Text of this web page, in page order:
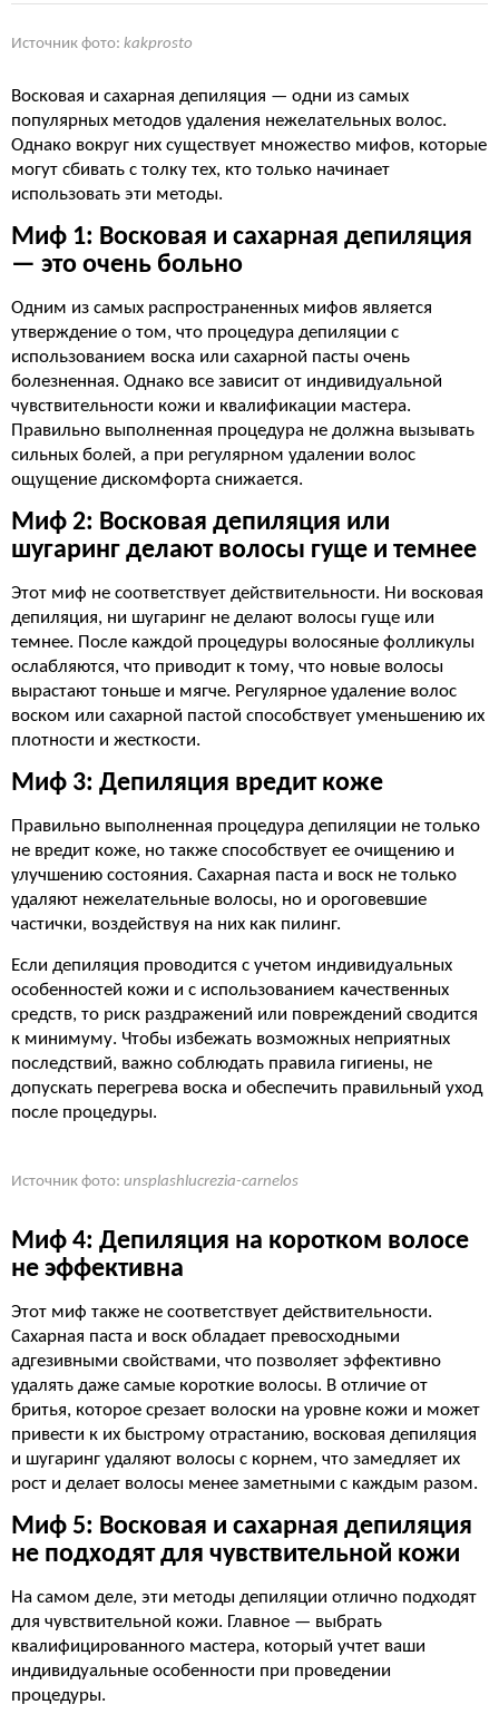
Источник фото: kakprosto
Восковая и сахарная депиляция — одни из самых
популярных методов удаления нежелательных волос.
Однако вокруг них существует множество мифов, которые
могут сбивать с толку тех, кто только начинает
использовать эти методы.
Миф 1: Восковая и сахарная депиляция
— это очень больно
Одним из самых распространенных мифов является
утверждение о том, что процедура депиляции с
использованием воска или сахарной пасты очень
болезненная. Однако все зависит от индивидуальной
чувствительности кожи и квалификации мастера.
Правильно выполненная процедура не должна вызывать
сильных болей, а при регулярном удалении волос
ощущение дискомфорта снижается.
Миф 2: Восковая депиляция или
шугаринг делают волосы гуще и темнее
Этот миф не соответствует действительности. Ни восковая
депиляция, ни шугаринг не делают волосы гуще или
темнее. После каждой процедуры волосяные фолликулы
ослабляются, что приводит к тому, что новые волосы
вырастают тоньше и мягче. Регулярное удаление волос
воском или сахарной пастой способствует уменьшению их
плотности и жесткости.
Миф 3: Депиляция вредит коже
Правильно выполненная процедура депиляции не только
не вредит коже, но также способствует ее очищению и
улучшению состояния. Сахарная паста и воск не только
удаляют нежелательные волосы, но и ороговевшие
частички, воздействуя на них как пилинг.
Если депиляция проводится с учетом индивидуальных
особенностей кожи и с использованием качественных
средств, то риск раздражений или повреждений сводится
к минимуму. Чтобы избежать возможных неприятных
последствий, важно соблюдать правила гигиены, не
допускать перегрева воска и обеспечить правильный уход
после процедуры.
Источник фото: unsplashlucrezia-carnelos
Миф 4: Депиляция на коротком волосе
не эффективна
Этот миф также не соответствует действительности.
Сахарная паста и воск обладает превосходными
адгезивными свойствами, что позволяет эффективно
удалять даже самые короткие волосы. В отличие от
бритья, которое срезает волоски на уровне кожи и может
привести к их быстрому отрастанию, восковая депиляция
и шугаринг удаляют волосы с корнем, что замедляет их
рост и делает волосы менее заметными с каждым разом.
Миф 5: Восковая и сахарная депиляция
не подходят для чувствительной кожи
На самом деле, эти методы депиляции отлично подходят
для чувствительной кожи. Главное — выбрать
квалифицированного мастера, который учтет ваши
индивидуальные особенности при проведении
процедуры.